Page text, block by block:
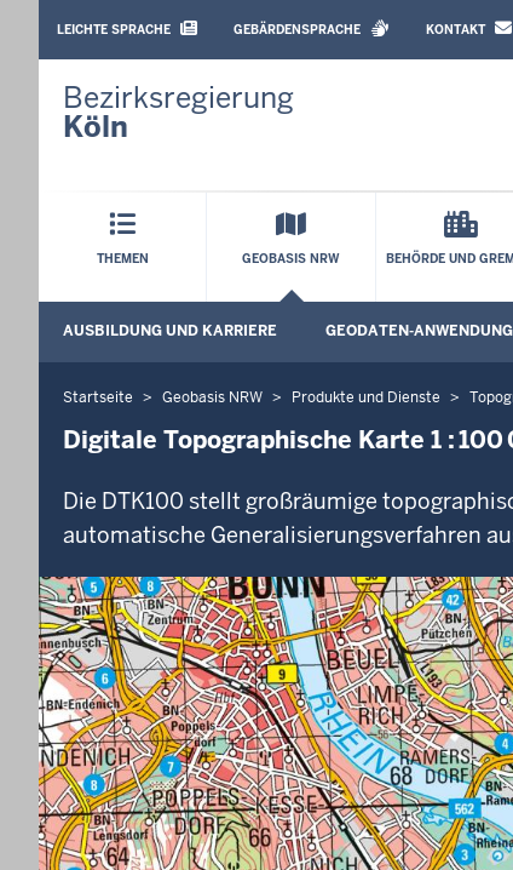
SPRACHEN
LEICHTE SPRACHE GEBÄRDENSPRACHE KONTAKT
Bezirksregierung
Köln
Hauptmenü
THEMEN GEOBASIS NRW BEHÖRDE UND
AUSBILDUNG UND KARRIERE GEODATEN-
Sie
befinden
sich
hier
Startseite Geobasis NRW Produkte und Dienste
Digitale Topographische Karte 1 : 100
Die DTK100 stellt großräumige
automatische Generalisierungsverfahren